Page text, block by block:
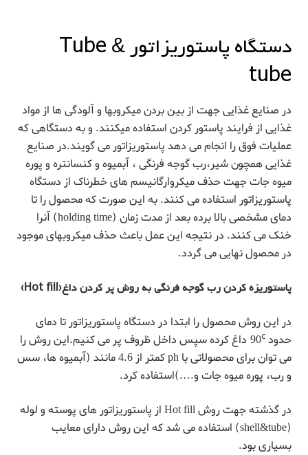
دستگاه پاستوریزاتور Tube &
tube
در صنایع غذایی جهت از بین بردن میکروبها و آلودگی ها از مواد
غذایی از فرایند پاستور کردن استفاده میکنند. و به دستگاهی که
عملیات فوق را انجام می دهد پاستوریزاتور می گویند.در صنایع
غذایی همچون شیر،رب گوجه فرنگی ، آبمیوه و کنسانتره و پوره
میوه جات جهت حذف میکروارگانیسم های خطرناک از دستگاه
پاستوریزاتور استفاده می کنند. به این صورت که محصول را تا
دمای مشخصی بالا برده بعد از مدت زمان (holding time) آنرا
خنک می کنند. در نتیجه این عمل باعث حذف میکروبهای موجود
در محصول نهایی می گردد.
پاستوریزه کردن رب گوجه فرنگی به روش پر کردن داغ(Hot fill)
در این روش محصول را ابتدا در دستگاه پاستوریزاتور تا دمای
حدود 90 c
داغ کرده سپس داخل ظروف پر می کنیم.این روش را
می توان برای محصولاتی با ph کمتر از 4.6 مانند (آبمیوه ها، سس
و رب، پوره میوه جات و….)استفاده کرد.
در گذشته جهت روش Hot fill از پاستوریزاتور های پوسته و لوله
(shell&tube) استفاده می شد که این روش دارای معایب
بسیاری بود.